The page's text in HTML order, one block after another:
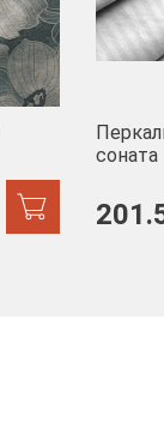
соната